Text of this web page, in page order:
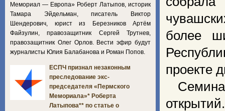
более
проекте
Мемориал — Европа» Роберт Латыпов, историк
Тамара Эйдельман, писатель Виктор
Шендерович, юрист из Березников Артём
Файзулин, правозащитник Сергей Трутнев,
правозащитник Олег Орлов. Вести эфир будут
журналисты Юлия Балабанова и Роман Попов.
ЕСПЧ признал незаконным
преследование экс-
председателя «Пермского
Мемориала»* Роберта
Латыпова** по статье о